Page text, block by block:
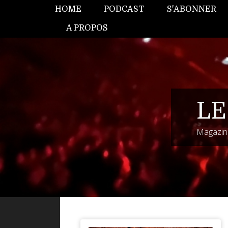
HOME PODCAST S'ABONNER
A PROPOS